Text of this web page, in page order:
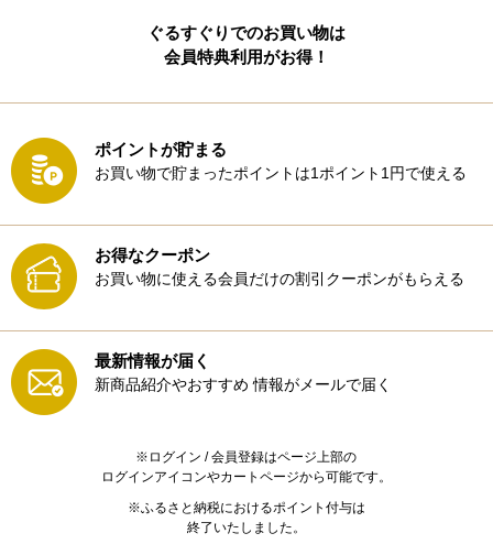
ぐるすぐりでのお買い物は
会員特典利用がお得！
ポイントが貯まる
お買い物で貯まったポイントは1ポイント1円で使える
お得なクーポン
お買い物に使える会員だけの割引クーポンがもらえる
最新情報が届く
新商品紹介やおすすめ 情報がメールで届く
※ログイン / 会員登録はページ上部の
ログインアイコンやカートページから可能です。
※ふるさと納税におけるポイント付与は
終了いたしました。